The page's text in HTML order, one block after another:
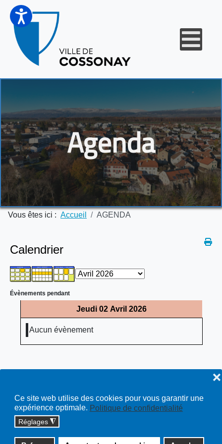
Ce site web utilise des cookies pour vous garantir une
expérience optimale. Politique de confidentialité
Réglages ◮
❌
Agenda
Vous êtes ici : Accueil AGENDA
Calendrier
Évènements pendant
Jeudi 02 Avril 2026
Aucun évènement
Copyright © 2026 cossonay.ch - tous droits réservés | site :